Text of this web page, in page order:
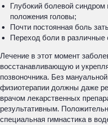
Глубокий болевой синдром
положения головы;
Почти постоянная боль
Переход боли в различные
Лечение в этот момент
восстанавливающую и
позвоночника. Без
физиотерапии должны даже
врачом лекарственных
результативным.
специальная гимнастика в